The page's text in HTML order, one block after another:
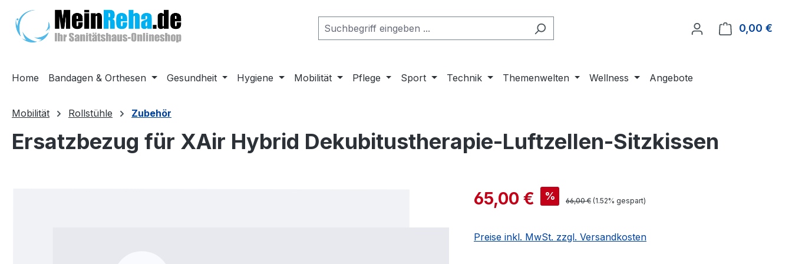
Hauptinhalt springen
Zur Suche springen
Zur Hauptnavigation springen
0,00 €
Home Bandagen & Orthesen Gesundheit Hygiene Mobilität Pflege Sport Technik Themenwelten Wellness Angebote
Mobilität Rollstühle Zubehör
Ersatzbezug für XAir Hybrid Dekubitustherapie-Luftzellen-Sitzkissen
65,00 € % 66,00 € (1.52% gespart)
Preise inkl. MwSt. zzgl. Versandkosten